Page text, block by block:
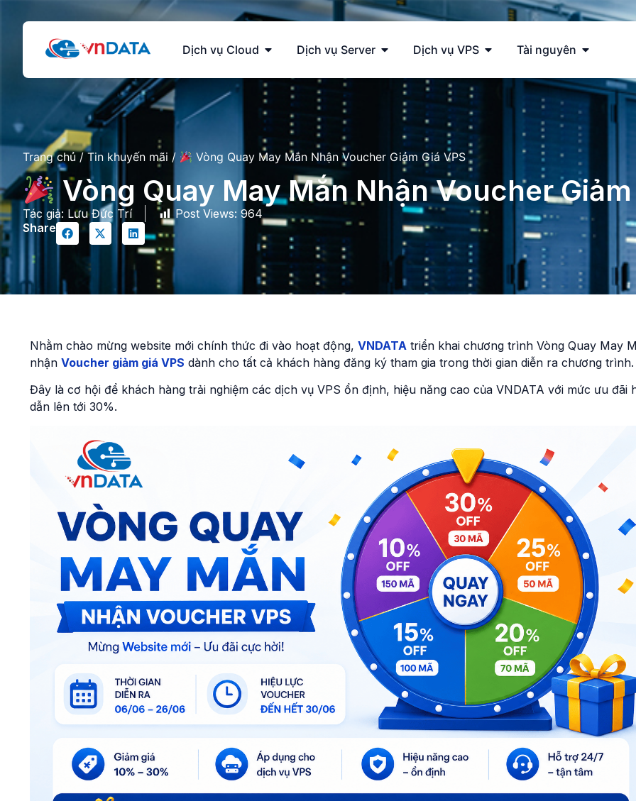
Dịch vụ Cloud Dịch vụ Server Dịch vụ VPS Tài nguyên
Trang chủ /Tin khuyến mãi / Vòng Quay May Mắn Nhận Voucher Giảm Giá VPS
Vòng Quay May Mắn Nhận Voucher Giảm
Tác giả: Lưu Đức Trí Post Views: 964
Share
Nhằm chào mừng website mới chính thức đi vào hoạt động, VNDATA triển khai chương trình Vòng Quay May
nhận Voucher giảm giá VPS dành cho tất cả khách hàng đăng ký tham gia trong thời gian diễn ra chương trình.
Đây là cơ hội để khách hàng trải nghiệm các dịch vụ VPS ổn định, hiệu năng cao của VNDATA với mức ưu đãi
dẫn lên tới 30%.